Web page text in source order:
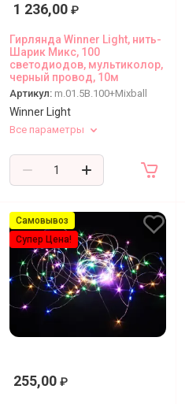
1 236,00 ₽
Гирлянда Winner Light, нить-
Шарик Микс, 100
светодиодов, мультиколор,
черный провод, 10м
Артикул: m.01.5B.100+Mixball
Winner Light
Все параметры
Самовывоз
Супер Цена!
255,00 ₽